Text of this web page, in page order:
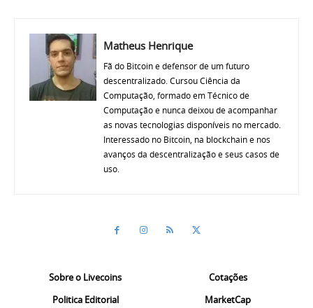
Matheus Henrique
Fã do Bitcoin e defensor de um futuro
descentralizado. Cursou Ciência da
Computação, formado em Técnico de
Computação e nunca deixou de acompanhar
as novas tecnologias disponíveis no mercado.
Interessado no Bitcoin, na blockchain e nos
avanços da descentralização e seus casos de
uso.
Sobre o Livecoins
Politica Editorial
Cotações
MarketCap